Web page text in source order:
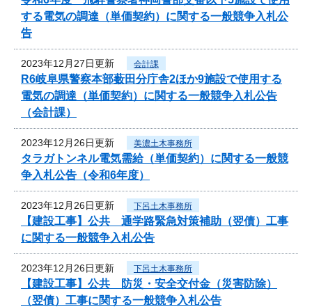
する電気の調達（単価契約）に関する一般競争入札公
告
2023年12月27日更新 会計課
R6岐阜県警察本部薮田分庁舎2ほか9施設で使用する
電気の調達（単価契約）に関する一般競争入札公告
（会計課）
2023年12月26日更新 美濃土木事務所
タラガトンネル電気需給（単価契約）に関する一般競
争入札公告（令和6年度）
2023年12月26日更新 下呂土木事務所
【建設工事】公共 通学路緊急対策補助（翌債）工事
に関する一般競争入札公告
2023年12月26日更新 下呂土木事務所
【建設工事】公共 防災・安全交付金（災害防除）
（翌債）工事に関する一般競争入札公告